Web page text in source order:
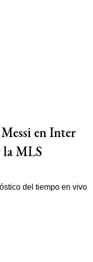
en Inter
MLS